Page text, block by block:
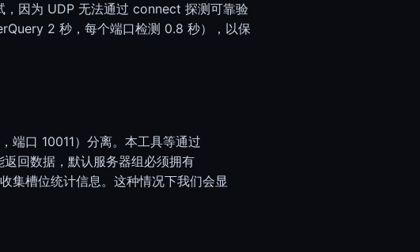
因为 UDP 无法通过 connect 探测可靠验
2 秒，每个端口检测 0.8 秒），以保
端口 10011）分离。本工具等通过
回数据，默认服务器组必须拥有
集槽位统计信息。这种情况下我们会显